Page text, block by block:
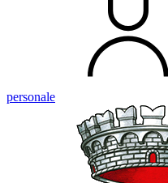
personale